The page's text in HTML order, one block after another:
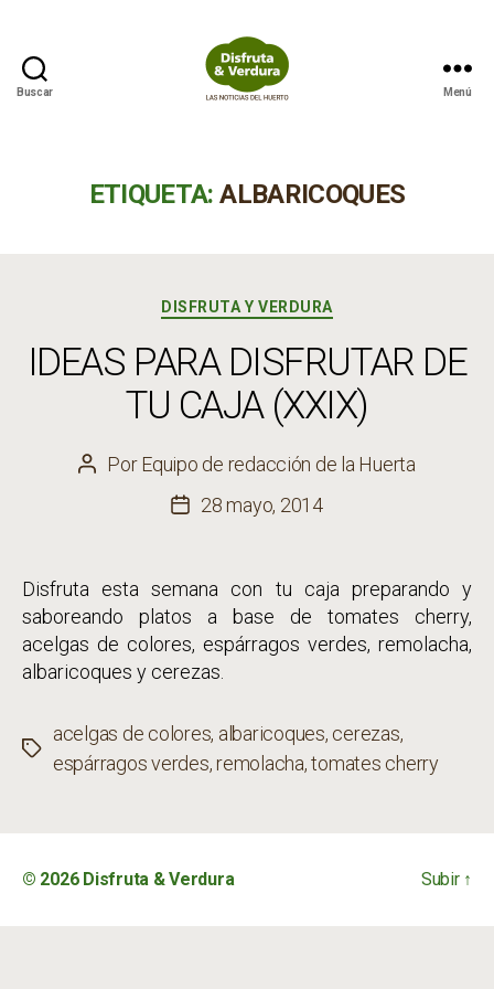
Buscar Menú
ETIQUETA: ALBARICOQUES
Categorías
DISFRUTA Y VERDURA
IDEAS PARA DISFRUTAR DE
TU CAJA (XXIX)
Autor
PorEquipo de redacción de la Huerta
Fecha
entrada
28 mayo, 2014
Disfruta esta semana con tu caja preparando y
saboreando platos a base de tomates cherry,
acelgas de colores, espárragos verdes, remolacha,
albaricoques y cerezas.
Etiquetas
acelgas de colores, albaricoques, cerezas,
espárragos verdes,remolacha,tomates cherry
© 2026 Disfruta & Verdura Subir ↑